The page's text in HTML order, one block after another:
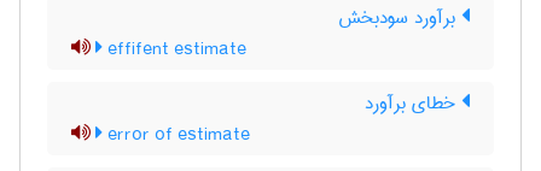
برآورد سودبخش
effifent estimate
خطای برآورد
error of estimate